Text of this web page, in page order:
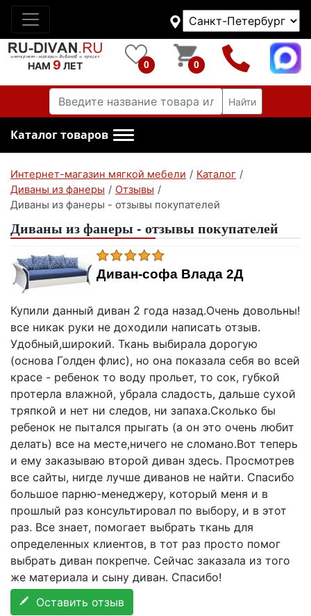
НАМ 9 ЛЕТ 0 0
Найти
Каталог товаров
Интернет-магазин мягкой мебели / Каталог /
Диваны из фанеры / Отзывы /
Диваны из фанеры - отзывы покупателей
Диваны из фанеры - отзывы покупателей
Диван-софа Влада 2Д
Купили данный диван 2 года назад.Очень довольны!
все никак руки не доходили написать отзыв.
Удобный,широкий. Ткань выбирала дорогую
(основа Голден флис), но она показала себя во всей
красе - ребенок то воду прольет, то сок, губкой
протерла влажной, убрала сладость, дальше сухой
тряпкой и нет ни следов, ни запаха.Сколько бы
ребенок не пытался прыгать (а он это очень любит
делать) все на месте,ничего не сломано.Вот теперь
и ему заказываю второй диван здесь. Просмотрев
все сайты, нигде лучше диванов не найти. Спасибо
большое парню-менеджеру, который меня и в
прошлый раз консультировал по выбору, и в этот
раз. Все знает, помогает выбрать ткань для
определенных клиентов, в тот раз просто помог
выбрать диван покрепче. Сейчас заказала из того
же материала и сыну диван. Спасибо!
Оставить отзыв